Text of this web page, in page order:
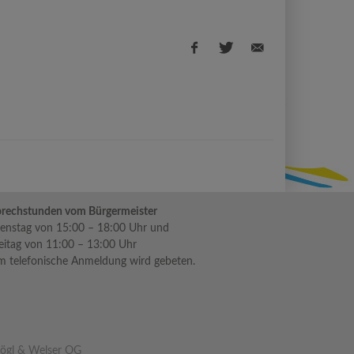
vom Bürgermeister
von 15:00 – 18:00 Uhr und
von 11:00 – 13:00 Uhr
telefonische Anmeldung wird gebeten.
& Welser OG